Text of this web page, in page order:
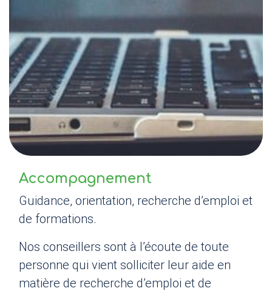
Accompagnement
Guidance, orientation, recherche d’emploi et
de formations.
Nos conseillers sont à l’écoute de toute
personne qui vient solliciter leur aide en
matière de recherche d’emploi et de